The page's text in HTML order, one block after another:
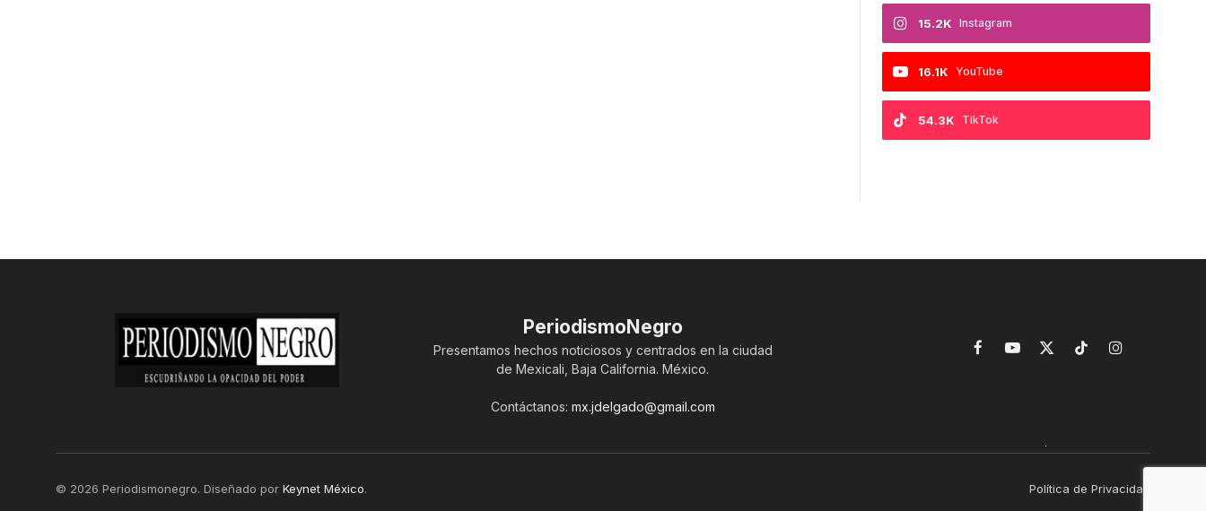
Instagram
15.2K
YouTube
16.1K
TikTok
54.3K
PeriodismoNegro
Presentamos hechos noticiosos y centrados en la ciudad
de Mexicali, Baja California. México.
Contáctanos: mx.jdelgado@gmail.com
FacebookYouTube
X
TikTokInstagram
© 2026 Periodismonegro. Diseñado por Keynet México. Política de Privacidad